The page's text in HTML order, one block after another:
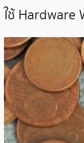
ใช้ Hardware